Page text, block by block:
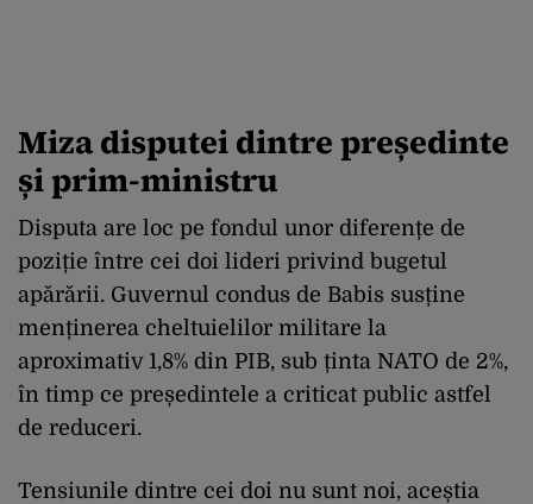
Miza disputei dintre președinte
și prim-ministru
Disputa are loc pe fondul unor diferențe de
poziție între cei doi lideri privind bugetul
apărării. Guvernul condus de Babis susține
menținerea cheltuielilor militare la
aproximativ 1,8% din PIB, sub ținta NATO de 2%,
în timp ce președintele a criticat public astfel
de reduceri.
Tensiunile dintre cei doi nu sunt noi, aceștia